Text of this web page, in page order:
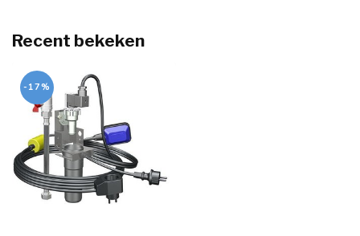
Recent bekeken
-17%